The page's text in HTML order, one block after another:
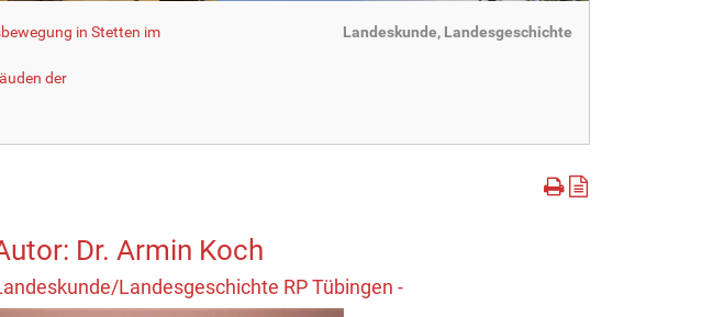
in Stetten im
der
Landeskunde, Landesgeschichte
Dr. Armin Koch
Landesgeschichte RP Tübingen -